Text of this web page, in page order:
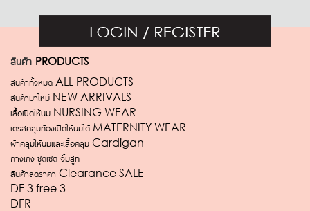
สินค้า PRODUCTS
สินค้าทั้งหมด ALL PRODUCTS
สินค้ามาใหม่ NEW ARRIVALS
เสื้อเปิดให้นม NURSING WEAR
เดรสคลุมท้องเปิดให้นมได้ MATERNITY WEAR
ผ้าคลุมให้นมและเสื้อคลุม Cardigan
กางเกง ชุดเซต จั้มสูท
สินค้าลดราคา Clearance SALE
DF 3 free 3
DFR